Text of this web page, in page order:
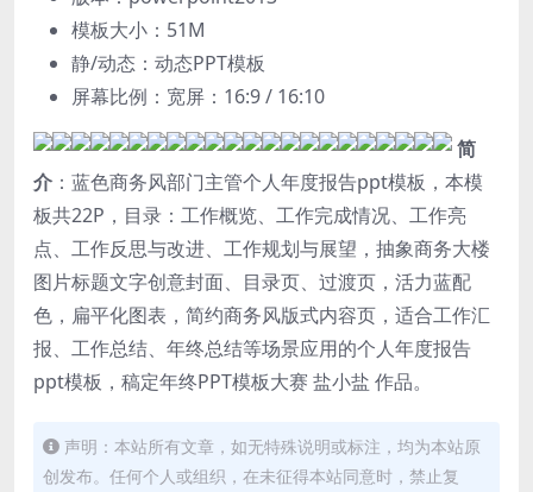
模板大小： 51M
静/动态：动态PPT模板
屏幕比例：宽屏：16:9 / 16:10
简
介 ：蓝色商务风部门主管个人年度报告ppt模板，本模
板共22P，目录：工作概览、工作完成情况、工作亮
点、工作反思与改进、工作规划与展望，抽象商务大楼
图片标题文字创意封面、目录页、过渡页，活力蓝配
色，扁平化图表，简约商务风版式内容页，适合工作汇
报、工作总结、年终总结等场景应用的个人年度报告
ppt模板，稿定年终PPT模板大赛 盐小盐 作品。
声明：本站所有文章，如无特殊说明或标注，均为本站原
创发布。任何个人或组织，在未征得本站同意时，禁止复